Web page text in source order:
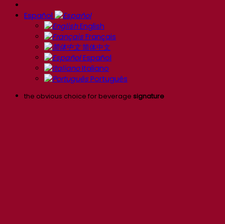
Español
English
Français
简体中文
Español
Italiano
Português
the obvious choice for beverage signature